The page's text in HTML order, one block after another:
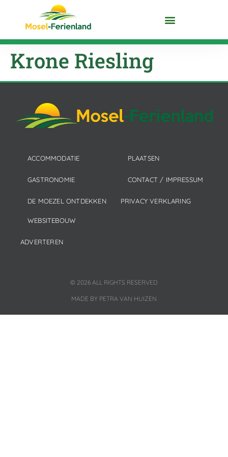
Krone Riesling
ACCOMMODATIE
GASTRONOMIE
DE MOEZEL ONTDEKKEN
PLAATSEN
CONTACT / IMPRESSUM
PRIVACY VERKLARING
WEBSITEBOUW
ADVERTEREN
© 2026 ALL RIGHTS RESERVED
MADE BY PETRA VAN HUIZEN